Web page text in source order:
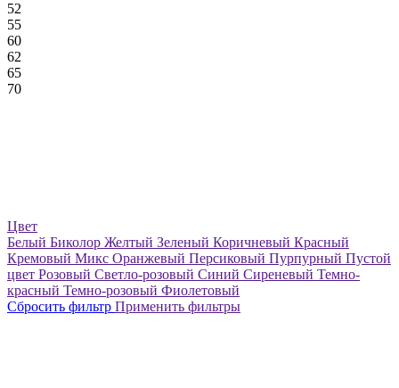
52
55
60
62
65
70
Цвет
Белый Биколор Желтый Зеленый Коричневый Красный
Кремовый Микс Оранжевый Персиковый Пурпурный Пустой
цвет Розовый Светло-розовый Синий Сиреневый Темно-
красный Темно-розовый Фиолетовый
Сбросить фильтр Применить фильтры